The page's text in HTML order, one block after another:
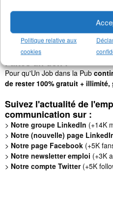
Politique relative aux
cookies
Faites un don !
Pour qu'Un Job dans la Pub
de rester 100% gratuit + illimité,
Suivez l'actualité de
communication sur :
> Notre groupe LinkedIn (+14K
> Notre (nouvelle) page
> Notre page Facebook (+5K
> Notre newsletter emploi (+3K
> Notre compte Twitter(+5K